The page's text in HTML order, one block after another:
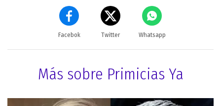
Facebok Twitter Whatsapp
Más sobre Primicias Ya